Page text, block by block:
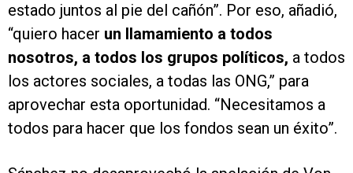
estado juntos al pie del cañón”. Por eso, añadió,
“quiero hacer un llamamiento a todos
nosotros, a todos los grupos políticos, a todos
los actores sociales, a todas las ONG,” para
aprovechar esta oportunidad. “Necesitamos a
todos para hacer que los fondos sean un éxito”.